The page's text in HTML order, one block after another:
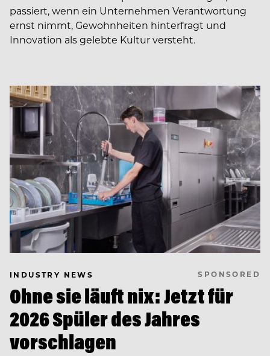
passiert, wenn ein Unternehmen Verantwortung
ernst nimmt, Gewohnheiten hinterfragt und
Innovation als gelebte Kultur versteht.
INDUSTRY NEWS SPONSORED
Ohne sie läuft nix: Jetzt für
2026 Spüler des Jahres
vorschlagen